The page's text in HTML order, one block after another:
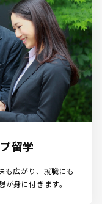
留学
も広がり、就職にも
身に付きます。